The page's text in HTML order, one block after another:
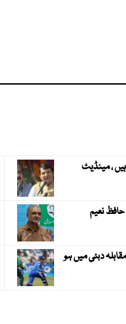
، مینڈیٹ
حافظ نعیم
کا مقابلہ دبئی میں ہو